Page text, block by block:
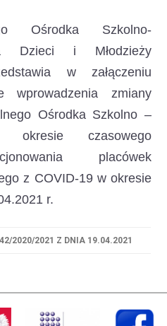
Ośrodka Szkolno-
Dzieci i Młodzieży
w załączeniu
wprowadzenia zmiany
Ośrodka Szkolno –
okresie czasowego
placówek
z COVID-19 w okresie
r.
2020/2021 Z DNIA 19.04.2021